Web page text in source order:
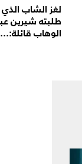
لغز الشاب الذي
طلبته شيرين
الوهاب قائلة:...